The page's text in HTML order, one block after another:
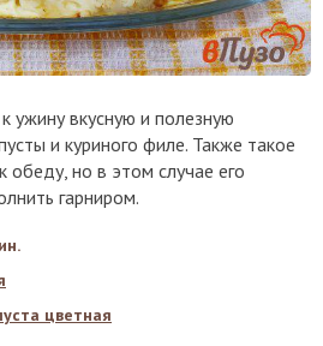
ужину вкусную и полезную
и куриного филе. Также такое
но в этом случае его
гарниром.
цветная